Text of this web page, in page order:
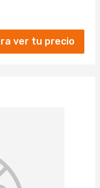
ver tu precio